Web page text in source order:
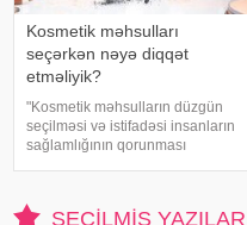
Kosmetik məhsulları
seçərkən nəyə diqqət
etməliyik?
"Kosmetik məhsulların düzgün
seçilməsi və istifadəsi insanların
sağlamlığının qorunması
Səhiyyə Nazirliyinin rəsmi
"Instagram" hesabınd
SEÇILMIŞ YAZILAR